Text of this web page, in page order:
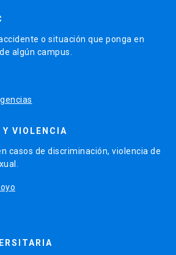
o situación que ponga en
algún campus.
VIOLENCIA
casos de discriminación, violencia de